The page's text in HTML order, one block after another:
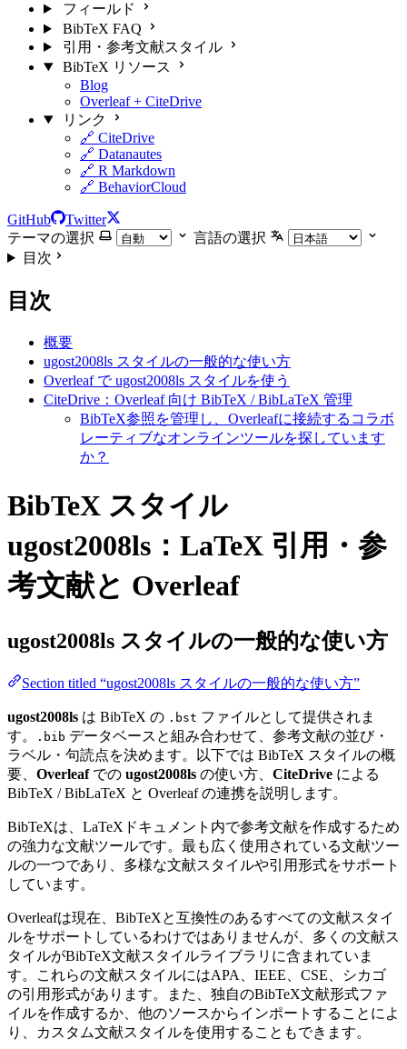
フィールド
BibTeX FAQ
引用・参考文献スタイル
BibTeX リソース
Blog
Overleaf + CiteDrive
リンク
🔗 CiteDrive
🔗 Datanautes
🔗 R Markdown
🔗 BehaviorCloud
GitHub
Twitter
テーマの選択
言語の選択
目次
目次
概要
ugost2008ls スタイルの一般的な使い方
Overleaf で ugost2008ls スタイルを使う
CiteDrive：Overleaf 向け BibTeX / BibLaTeX 管理
BibTeX参照を管理し、Overleafに接続するコラボ
レーティブなオンラインツールを探しています
か？
BibTeX スタイル
ugost2008ls：LaTeX 引用・参
考文献と Overleaf
ugost2008ls スタイルの一般的な使い方
Section titled “ugost2008ls スタイルの一般的な使い方”
ugost2008ls は BibTeX の .bst ファイルとして提供されま
す。
.bib データベースと組み合わせて、参考文献の並び・
ラベル・句読点を決めます。以下では BibTeX スタイルの概
要、 Overleafでの ugost2008ls の使い方、 CiteDrive による
BibTeX / BibLaTeX と Overleaf の連携を説明します。
BibTeXは、LaTeXドキュメント内で参考文献を作成するため
の強力な文献ツールです。最も広く使用されている文献ツー
ルの一つであり、多様な文献スタイルや引用形式をサポート
しています。
Overleafは現在、BibTeXと互換性のあるすべての文献スタイ
ルをサポートしているわけではありませんが、多くの文献ス
タイルがBibTeX文献スタイルライブラリに含まれていま
す。これらの文献スタイルにはAPA、IEEE、CSE、シカゴ
の引用形式があります。また、独自のBibTeX文献形式ファ
イルを作成するか、他のソースからインポートすることによ
り、カスタム文献スタイルを使用することもできます。